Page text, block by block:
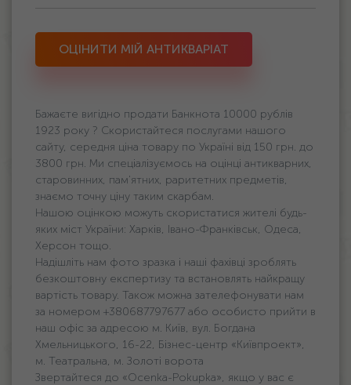
ОЦІНИТИ МІЙ АНТИКВАРІАТ
Бажаєте вигідно продати Банкнота 10000 рублів
1923 року ? Скористайтеся послугами нашого
сайту, середня ціна товару по Україні від 150 грн. дo
3800 грн. Ми спеціалізуємось на оцінці антикварних,
старовинних, пам'ятних, раритетних предметів,
знаємо точну ціну таким скарбам.
Нашою оцінкою можуть скористатися жителі будь-
яких міст України: Харків, Івано-Франківськ, Одеса,
Херсон тощо.
Надішліть нам фото зразка і наші фахівці зроблять
безкоштовну експертизу та встановлять найкращу
вартість товару. Також можна зателефонувати нам
за номером +380687797677 або особисто прийти в
наш офіс за адресою м. Київ, вул. Богдана
Хмельницького, 16-22, Бізнес-центр «Київпроект»,
м. Театральна, м. Золоті ворота
Звертайтеся до «Ocenka-Pokupka», якщо у вас є